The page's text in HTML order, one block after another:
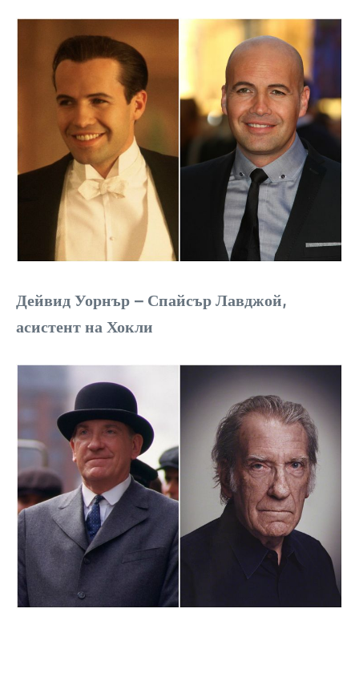
Дейвид Уорнър – Спайсър Лавджой,
асистент на Хокли